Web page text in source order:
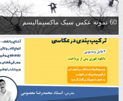
60 نمونه عکس سبک ماکسیمالیسم